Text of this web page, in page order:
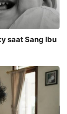
saat Sang Ibu